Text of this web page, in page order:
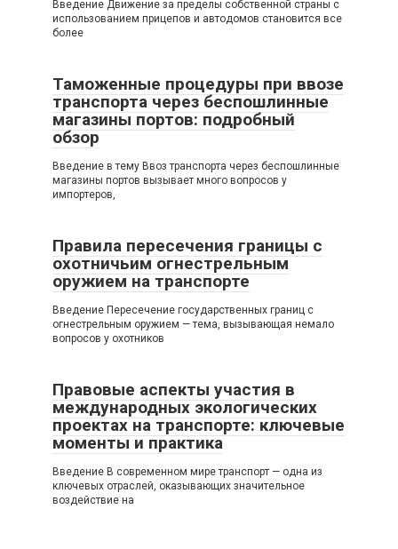
Введение Движение за пределы собственной страны с
использованием прицепов и автодомов становится все
более
Таможенные процедуры при ввозе
транспорта через беспошлинные
магазины портов: подробный
обзор
Введение в тему Ввоз транспорта через беспошлинные
магазины портов вызывает много вопросов у
импортеров,
Правила пересечения границы с
охотничьим огнестрельным
оружием на транспорте
Введение Пересечение государственных границ с
огнестрельным оружием — тема, вызывающая немало
вопросов у охотников
Правовые аспекты участия в
международных экологических
проектах на транспорте: ключевые
моменты и практика
Введение В современном мире транспорт — одна из
ключевых отраслей, оказывающих значительное
воздействие на